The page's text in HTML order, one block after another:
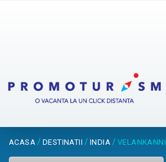
ACASA / DESTINATII / INDIA / VELANKANNI